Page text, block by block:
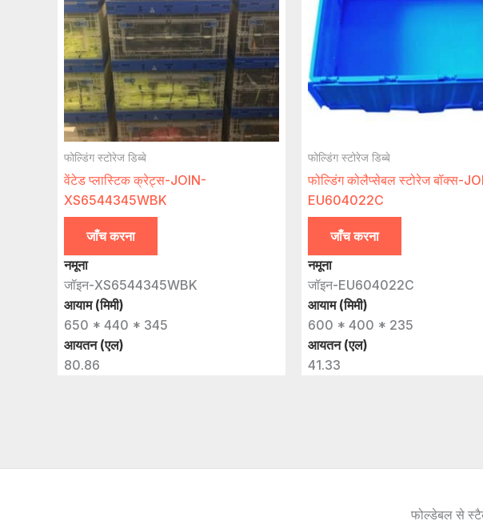
फोल्डिंग स्टोरेज डिब्बे
वेंटेड प्लास्टिक क्रेट्स-JOIN-
XS6544345WBK
जाँच करना
नमूना
जॉइन-XS6544345WBK
आयाम (मिमी)
650 * 440 * 345
आयतन (एल)
80.86
फोल्डिंग स्टोरेज डिब्बे
फोल्डिंग कोलैप्सेबल स्टोरेज बॉक्स-
EU604022C
जाँच करना
नमूना
जॉइन-EU604022C
आयाम (मिमी)
600 * 400 * 235
आयतन (एल)
41.33
फोल्डेबल से